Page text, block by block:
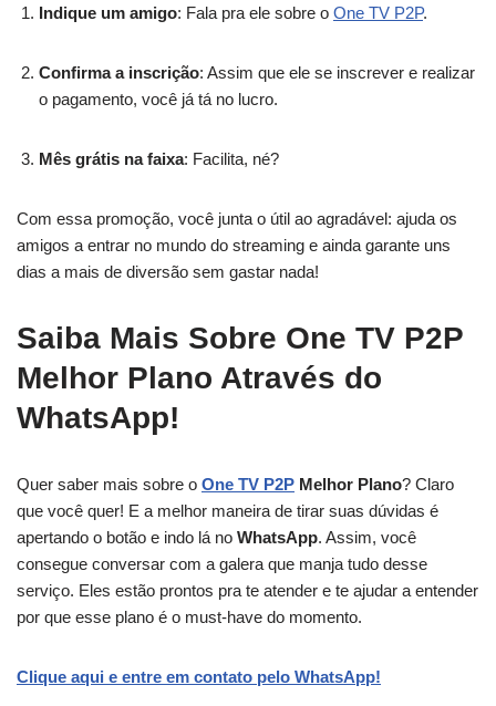
Indique um amigo: Fala pra ele sobre o One TV P2P.
Confirma a inscrição: Assim que ele se inscrever e realizar
o pagamento, você já tá no lucro.
Mês grátis na faixa: Facilita, né?
Com essa promoção, você junta o útil ao agradável: ajuda os
amigos a entrar no mundo do streaming e ainda garante uns
dias a mais de diversão sem gastar nada!
Saiba Mais Sobre One TV P2P
Melhor Plano Através do
WhatsApp!
Quer saber mais sobre o One TV P2P Melhor Plano? Claro
que você quer! E a melhor maneira de tirar suas dúvidas é
apertando o botão e indo lá no WhatsApp. Assim, você
consegue conversar com a galera que manja tudo desse
serviço. Eles estão prontos pra te atender e te ajudar a entender
por que esse plano é o must-have do momento.
Clique aqui e entre em contato pelo WhatsApp!